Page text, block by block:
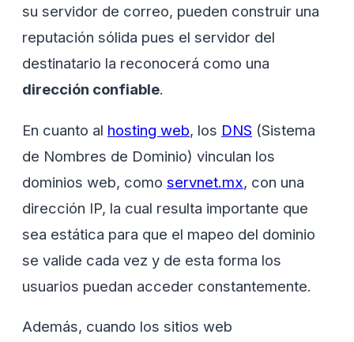
su servidor de correo, pueden construir una
reputación sólida pues el servidor del
destinatario la reconocerá como una
dirección confiable.
En cuanto al hosting web, los DNS (Sistema
de Nombres de Dominio) vinculan los
dominios web, como servnet.mx, con una
dirección IP, la cual resulta importante que
sea estática para que el mapeo del dominio
se valide cada vez y de esta forma los
usuarios puedan acceder constantemente.
Además, cuando los sitios web